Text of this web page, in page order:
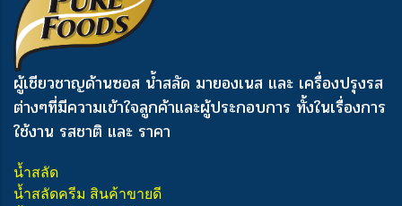
ผู้เชียวชาญด้านซอส น้ำสลัด มายองเนส และ เครื่องปรุงรส
ต่างๆที่มีความเข้าใจลูกค้าและผู้ประกอบการ ทั้งในเรื่องการ
ใช้งาน รสชาติ และ ราคา
น้ำสลัด
น้ำสลัดครีม สินค้าขายดี